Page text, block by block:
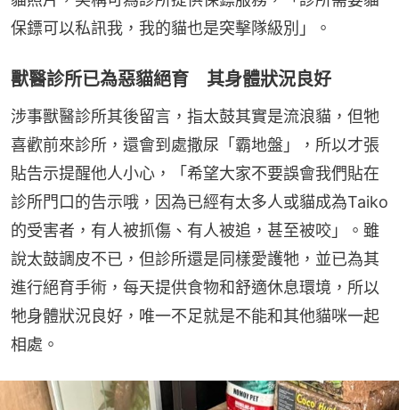
保鏢可以私訊我，我的貓也是突擊隊級別」。
獸醫診所已為惡貓絕育 其身體狀況良好
涉事獸醫診所其後留言，指太鼓其實是流浪貓，但牠
喜歡前來診所，還會到處撒尿「霸地盤」，所以才張
貼告示提醒他人小心，「希望大家不要誤會我們貼在
診所門口的告示哦，因為已經有太多人或貓成為Taiko
的受害者，有人被抓傷、有人被追，甚至被咬」。雖
說太鼓調皮不已，但診所還是同樣愛護牠，並已為其
進行絕育手術，每天提供食物和舒適休息環境，所以
牠身體狀況良好，唯一不足就是不能和其他貓咪一起
相處。